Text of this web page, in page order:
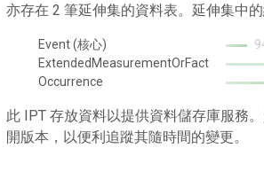
亦存在 2 筆延伸集的資料表。延伸集中
Event (核心)
ExtendedMeasurementOrFact
Occurrence
此 IPT 存放資料以提供資料儲存庫服務
開版本，以便利追蹤其隨時間的變更。